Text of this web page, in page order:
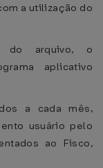
a utilização do
do arquivo, o
aplicativo
a cada mês,
usuário pelo
ao Fisco,